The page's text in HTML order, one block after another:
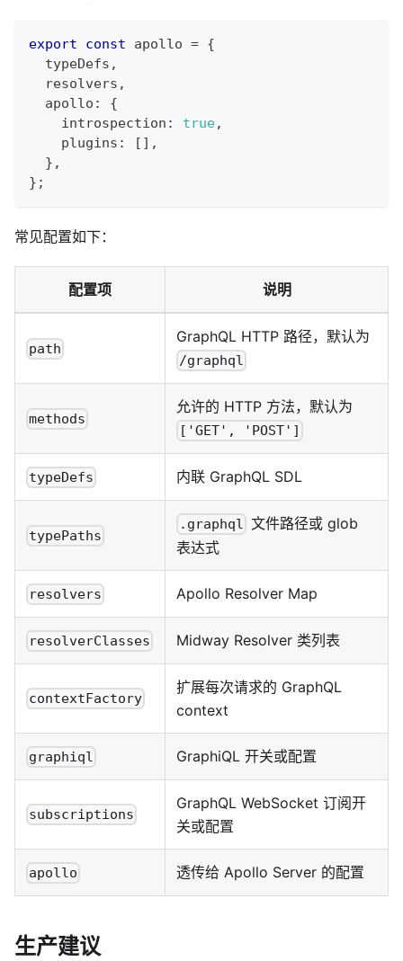
export const apollo = {
  typeDefs
,
  resolvers
,
  apollo
:
{
    introspection
: true,
    plugins
: [ ] ,
} ,
} ;
常见配置如下：
配置项 说明
path
GraphQL HTTP 路径，默认为
/graphql
methods
允许的 HTTP 方法，默认为
['GET', 'POST']
typeDefs 内联 GraphQL SDL
typePaths
.graphql 文件路径或 glob
表达式
resolvers Apollo Resolver Map
resolverClasses Midway Resolver 类列表
contextFactory
扩展每次请求的 GraphQL
context
graphiql GraphiQL 开关或配置
subscriptions
GraphQL WebSocket 订阅开
关或配置
apollo 透传给 Apollo Server 的配置
生产建议